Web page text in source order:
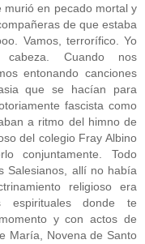
murió en pecado mortal y
de que estaba
Vamos, terrorífico. Yo
Cuando nos
entonando canciones
que se hacían para
fascista como
a ritmo del himno de
del colegio Fray Albino
conjuntamente. Todo
Salesianos, allí no había
religioso era
espirituales donde te
y con actos de
María, Novena de Santo